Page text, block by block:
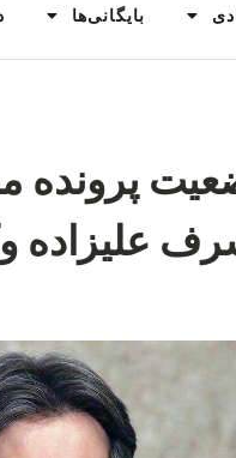
بایگانی‌ها
علیزاده